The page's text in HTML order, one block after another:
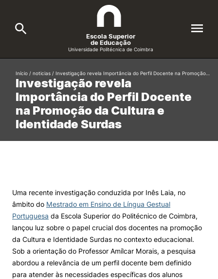
A ESEC
Cursos
Candidatos
Alunos
Knowledge Factory
Candidaturas
Escola Superior
de Educação
Universidade Politécnica de Coimbra
Search
Formative Offer General
Investigação revela
Importância do Perfil Docente
na Promoção da Cultura e
Identidade Surdas
Início / noticias / Investigação revela Importância do Perfil Docente na Promoção…
Uma recente investigação conduzida por Inês Laia, no
âmbito do Mestrado em Ensino de Língua Gestual
Portuguesa da Escola Superior do Politécnico de Coimbra,
lançou luz sobre o papel crucial dos docentes na promoção
da Cultura e Identidade Surdas no contexto educacional.
Sob a orientação do Professor Amílcar Morais, a pesquisa
abordou a relevância de um perfil docente bem definido
para atender às necessidades específicas dos alunos